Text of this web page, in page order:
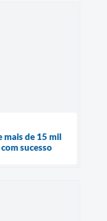
mais de 15 mil
sucesso